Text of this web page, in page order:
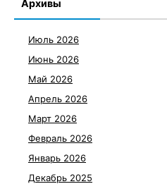
Архивы
Июль 2026
Июнь 2026
Май 2026
Апрель 2026
Март 2026
Февраль 2026
Январь 2026
Декабрь 2025